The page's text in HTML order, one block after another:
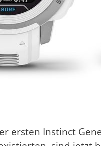
ersten Instinct